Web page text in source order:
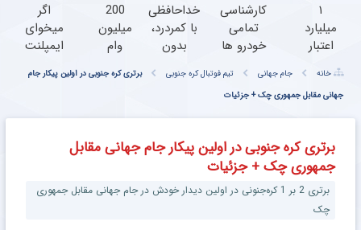
۱
میلیارد
اعتبار
طلا |
بدون
ضامن
کارشناسی
تمامی
خودرو ها
1,500,000
تومان
خداحافظی
با کمردرد،
بدون
آمپول
200
میلیون
وام
طلا و
بدون
اگر
میخوای
ایمپلنت
همین
وقتشه |
تومان!!!
خانه جام جهانی تیم فوتبال کره جنوبی
برتری کره جنوبی در اولین پیکار جام
جهانی مقابل جمهوری چک + جزئیات
برتری کره جنوبی در اولین پیکار جام جهانی مقابل
جمهوری چک + جزئیات
برتری 2 بر 1 کره‌جنونی در اولین دیدار خودش در جام جهانی مقابل جمهوری
چک